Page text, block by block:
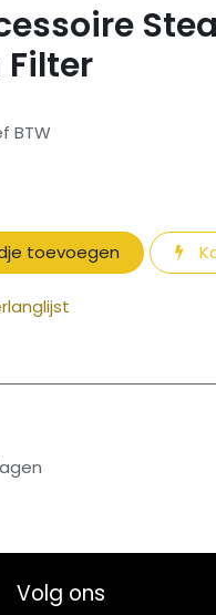
BTW
toevoegen
Volg ons